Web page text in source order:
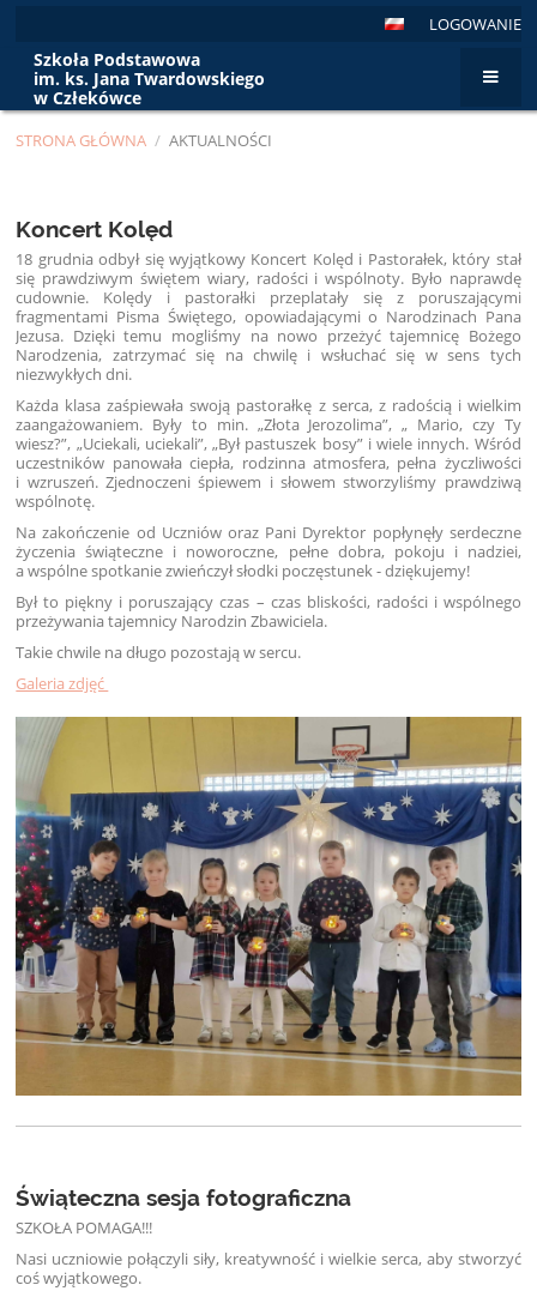
LOGOWANIE
Szkoła Podstawowa
im. ks. Jana Twardowskiego
w Człekówce
STRONA GŁÓWNA / AKTUALNOŚCI
Koncert Kolęd
18 grudnia odbył się wyjątkowy Koncert Kolęd i Pastorałek, który stał
się prawdziwym świętem wiary, radości i wspólnoty. Było naprawdę
cudownie. Kolędy i pastorałki przeplatały się z poruszającymi
fragmentami Pisma Świętego, opowiadającymi o Narodzinach Pana
Jezusa. Dzięki temu mogliśmy na nowo przeżyć tajemnicę Bożego
Narodzenia, zatrzymać się na chwilę i wsłuchać się w sens tych
niezwykłych dni.
Każda klasa zaśpiewała swoją pastorałkę z serca, z radością i wielkim
zaangażowaniem. Były to min. „Złota Jerozolima”, „ Mario, czy Ty
wiesz?”, „Uciekali, uciekali”, „Był pastuszek bosy” i wiele innych. Wśród
uczestników panowała ciepła, rodzinna atmosfera, pełna życzliwości
i wzruszeń. Zjednoczeni śpiewem i słowem stworzyliśmy prawdziwą
wspólnotę.
Na zakończenie od Uczniów oraz Pani Dyrektor popłynęły serdeczne
życzenia świąteczne i noworoczne, pełne dobra, pokoju i nadziei,
a wspólne spotkanie zwieńczył słodki poczęstunek - dziękujemy!
Był to piękny i poruszający czas – czas bliskości, radości i wspólnego
przeżywania tajemnicy Narodzin Zbawiciela.
Takie chwile na długo pozostają w sercu.
Galeria zdjęć
Świąteczna sesja fotograficzna
SZKOŁA POMAGA!!!
Nasi uczniowie połączyli siły, kreatywność i wielkie serca, aby stworzyć
coś wyjątkowego.